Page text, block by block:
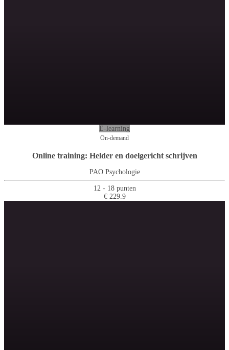
E-learning
On-demand
Online training: Helder en doelgericht schrijven
PAO Psychologie
12 - 18 punten
€ 229.9